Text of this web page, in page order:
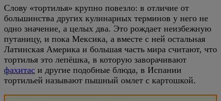
Слову «тортилья» крупно повезло: в отличие от
большинства других кулинарных терминов у него не
одно значение, а целых два. Это рождает неизбежную
путаницу, и пока Мексика, а вместе с ней остальная
Латинская Америка и большая часть мира считают, что
тортилья это лепёшка, в которую заворачивают
фахитас и другие подобные блюда, в Испании
тортильей называют пышный омлет с картошкой.